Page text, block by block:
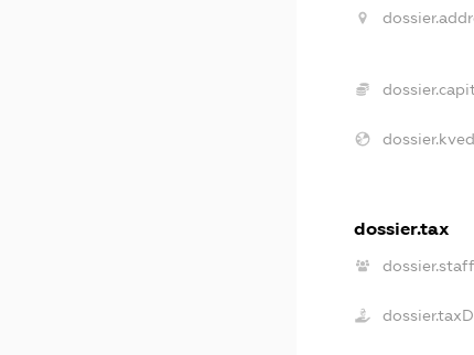
dossier.tax
dossier.staff